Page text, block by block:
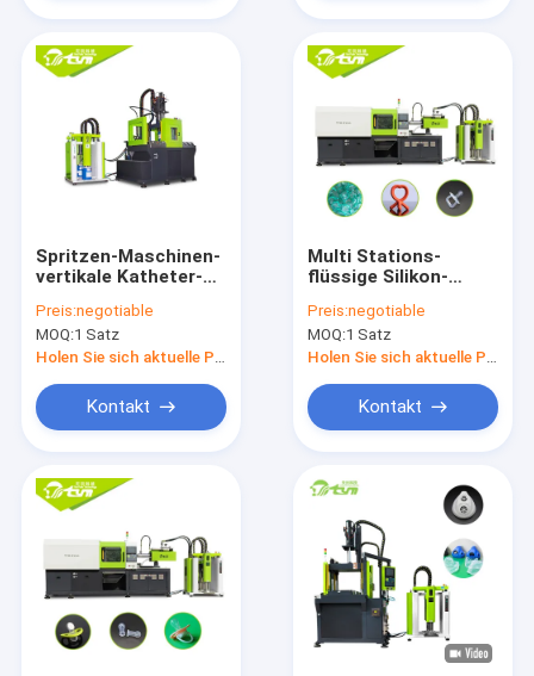
Spritzen-Maschinen-
vertikale Katheter-
Ausrüstung des
Silikon-150T
Preis:negotiable
MOQ:1 Satz
Kontakt
Multi Stations-
flüssige Silikon-
für Baby-
Friedensstifter
Preis:negotiable
MOQ:1 Satz
Kontakt